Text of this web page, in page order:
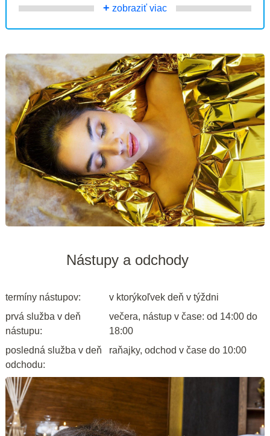
+ zobraziť viac
Nástupy a odchody
termíny nástupov:
v ktorýkoľvek deň v týždni
prvá služba v deň
nástupu:
večera, nástup v čase: od 14:00 do
18:00
posledná služba v deň
odchodu:
raňajky, odchod v čase do 10:00